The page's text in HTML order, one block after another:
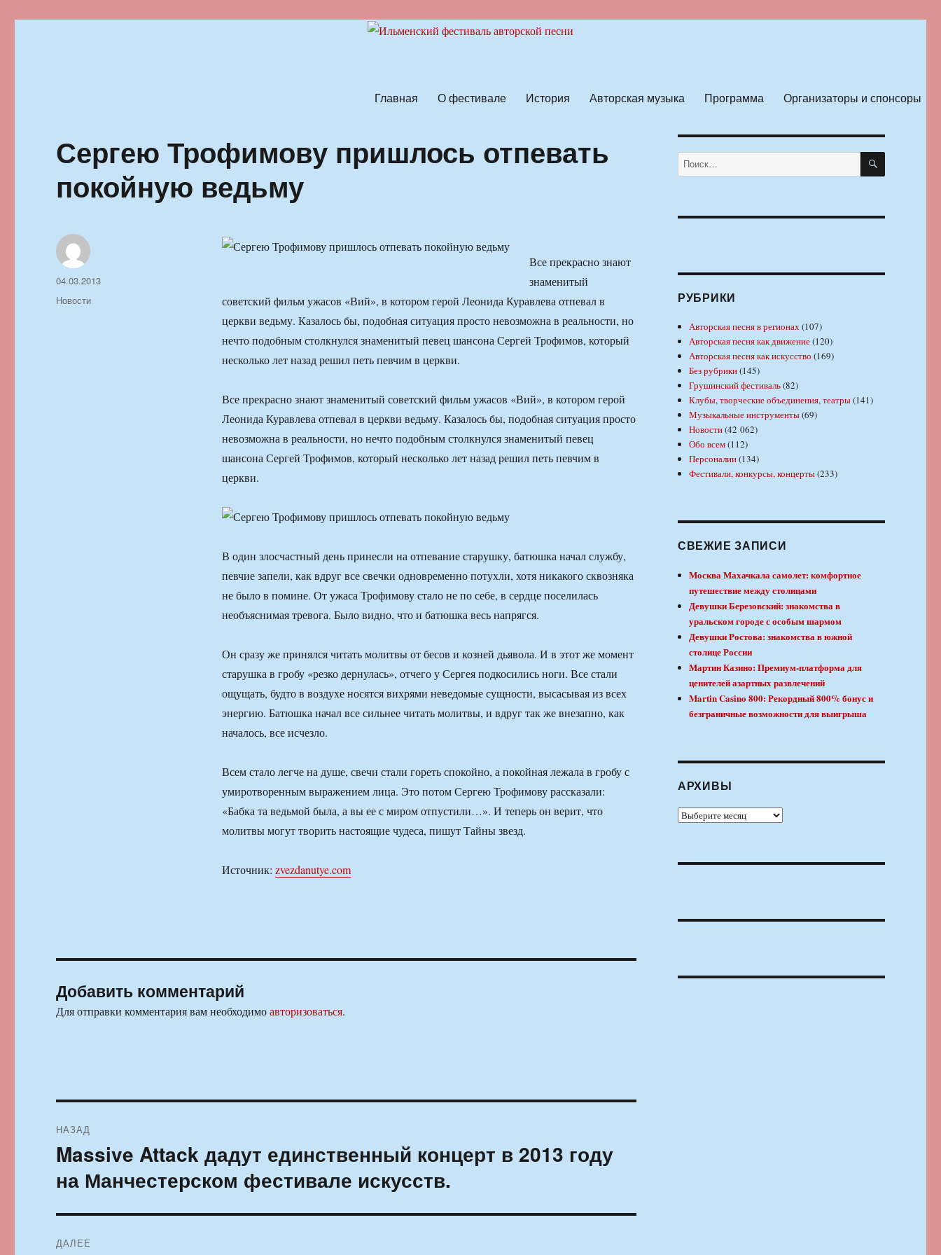
Главная О фестивале История Авторская музыка Программа Организаторы и спонсоры
Сергею Трофимову пришлось отпевать
покойную ведьму
Все прекрасно знают
знаменитый
советский фильм ужасов «Вий», в котором герой Леонида Куравлева отпевал в
церкви ведьму. Казалось бы, подобная ситуация просто невозможна в реальности, но
нечто подобным столкнулся знаменитый певец шансона Сергей Трофимов, который
несколько лет назад решил петь певчим в церкви.
Все прекрасно знают знаменитый советский фильм ужасов «Вий», в котором герой
Леонида Куравлева отпевал в церкви ведьму. Казалось бы, подобная ситуация просто
невозможна в реальности, но нечто подобным столкнулся знаменитый певец
шансона Сергей Трофимов, который несколько лет назад решил петь певчим в
церкви.
В один злосчастный день принесли на отпевание старушку, батюшка начал службу,
певчие запели, как вдруг все свечки одновременно потухли, хотя никакого сквозняка
не было в помине. От ужаса Трофимову стало не по себе, в сердце поселилась
необъяснимая тревога. Было видно, что и батюшка весь напрягся.
Он сразу же принялся читать молитвы от бесов и козней дьявола. И в этот же момент
старушка в гробу «резко дернулась», отчего у Сергея подкосились ноги. Все стали
ощущать, будто в воздухе носятся вихрями неведомые сущности, высасывая из всех
энергию. Батюшка начал все сильнее читать молитвы, и вдруг так же внезапно, как
началось, все исчезло.
Всем стало легче на душе, свечи стали гореть спокойно, а покойная лежала в гробу с
умиротворенным выражением лица. Это потом Сергею Трофимову рассказали:
«Бабка та ведьмой была, а вы ее с миром отпустили…». И теперь он верит, что
молитвы могут творить настоящие чудеса, пишут Тайны звезд.
Источник: zvezdanutye.com
Автор
Опубликовано
04.03.2013
Рубрики
Новости
Добавить комментарий
Для отправки комментария вам необходимоавторизоваться.
по
записям
НАЗАД
Предыдущая
Massive Attack дадут единственный концерт в 2013 году
на Манчестерском фестивале искусств.
ДАЛЕЕ
Искать: ПОИСК
РУБРИКИ
Авторская песня в регионах(107)
Авторская песня как движение(120)
Авторская песня как искусство (169)
Без рубрики(145)
Грушинский фестиваль(82)
Клубы, творческие объединения, театры(141)
Музыкальные инструменты(69)
Новости(42 062)
Обо всем(112)
Персоналии(134)
Фестивали, конкурсы, концерты(233)
СВЕЖИЕ ЗАПИСИ
Москва Махачкала самолет: комфортное
путешествие между столицами
Девушки Березовский: знакомства в
уральском городе с особым шармом
Девушки Ростова: знакомства в южной
столице России
Мартин Казино: Премиум-платформа для
ценителей азартных развлечений
Martin Casino 800: Рекордный 800% бонус и
безграничные возможности для выигрыша
АРХИВЫ
Архивы